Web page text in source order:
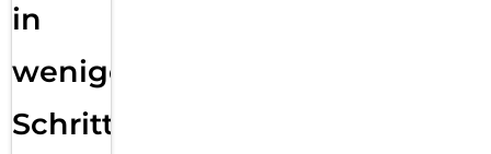
in
wenigen
Schritten